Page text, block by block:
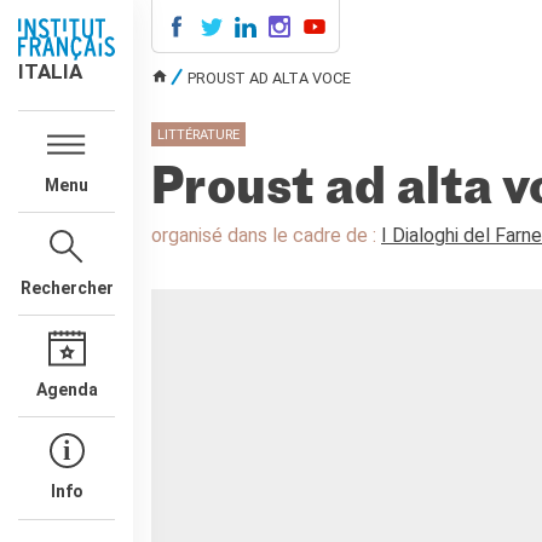
ITALIA
Menu
Rechercher
Agenda
Info
ITALIA
AGENDA
LE MONDE SCOLAIRE
Contatti
PROUST AD ALTA VOCE
LITTÉRATURE
Proust ad alta
organisé dans le cadre de : I Dialoghi del